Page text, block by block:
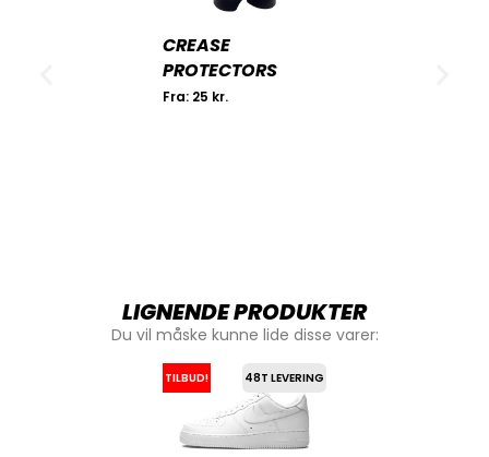
CREASE
PROTECTORS
Fra: 25 kr.
LIGNENDE PRODUKTER
Du vil måske kunne lide disse varer:
TILBUD! 48T LEVERING